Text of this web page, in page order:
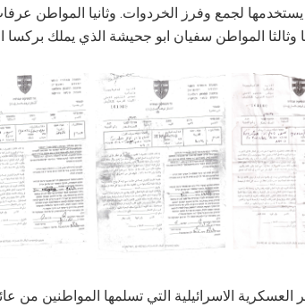
لجمع وفرز الخردوات. وثانيا المواطن
الاسرائيلية التي تسلمها المواطنين من